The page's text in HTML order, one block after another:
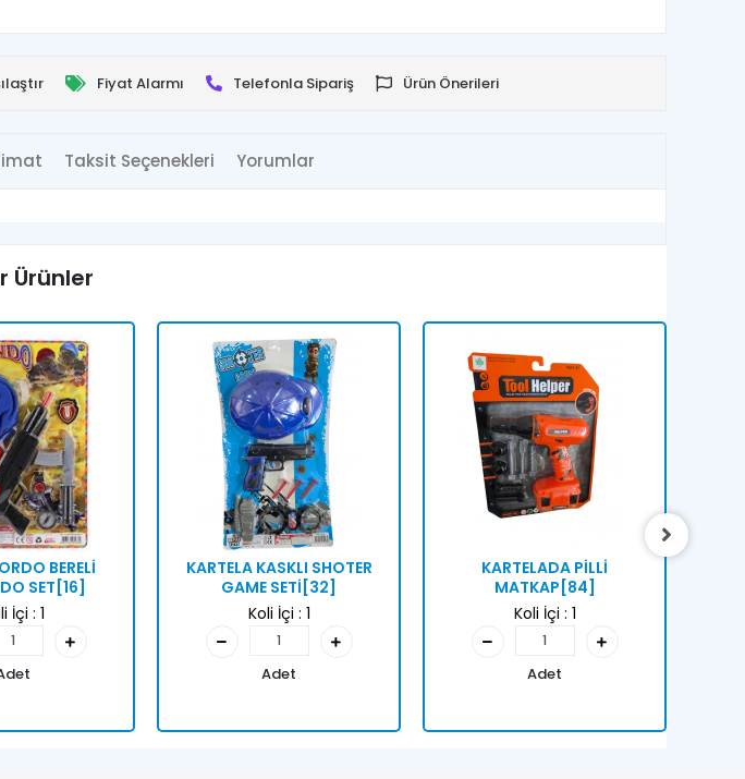
Fiyat Alarmı Telefonla Sipariş Ürün Önerileri
Taksit Seçenekleri Yorumlar
Ürünler
BERELİ
SET[16]
İçi : 1
KARTELA KASKLI SHOTER
GAME SETİ[32]
Koli İçi : 1
Adet
KARTELADA PİLLİ
MATKAP[84]
Koli İçi : 1
Adet